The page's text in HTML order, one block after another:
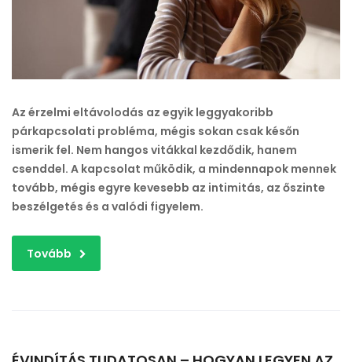
eltávolodunk
Az érzelmi eltávolodás az egyik leggyakoribb
párkapcsolati probléma, mégis sokan csak későn
ismerik fel. Nem hangos vitákkal kezdődik, hanem
csenddel. A kapcsolat működik, a mindennapok mennek
tovább, mégis egyre kevesebb az intimitás, az őszinte
beszélgetés és a valódi figyelem.
Tovább